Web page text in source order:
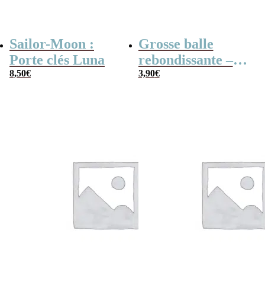
Sailor-Moon :
Porte clés Luna
8,50€
Grosse balle
rebondissante –
Coeur
3,90€